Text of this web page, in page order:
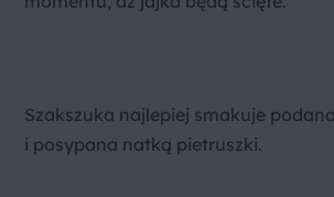
Szakszuka najlepiej smakuje
i posypana natką pietruszki.